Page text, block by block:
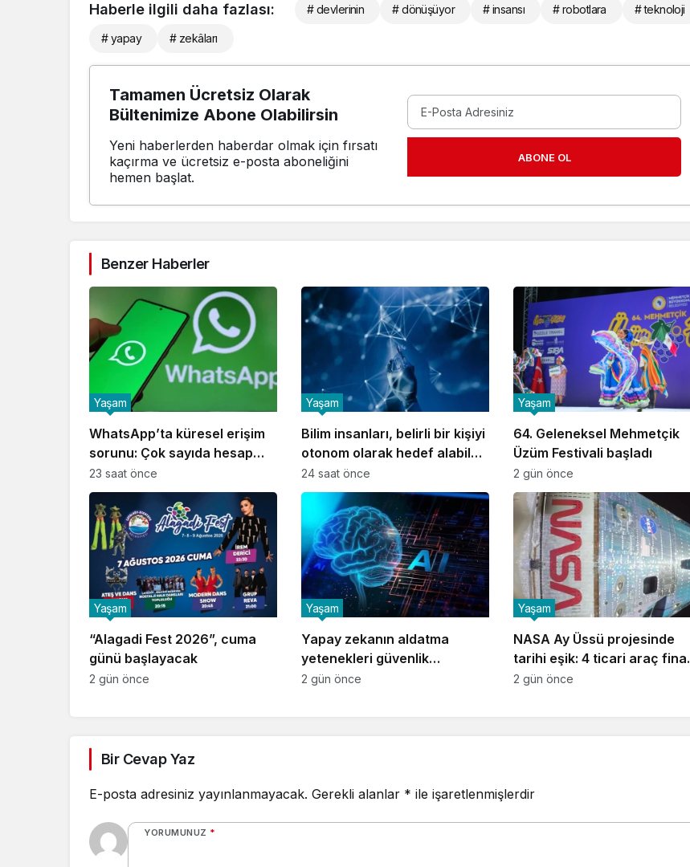
Haberle ilgili daha fazlası: # devlerinin # dönüşüyor # insansı # robotlara # teknoloji
# yapay # zekâları
Tamamen Ücretsiz Olarak
Bültenimize Abone Olabilirsin
Yeni haberlerden haberdar olmak için fırsatı
kaçırma ve ücretsiz e-posta aboneliğini
hemen başlat.
ABONE OL
Benzer Haberler
WhatsApp’ta küresel erişim
sorunu: Çok sayıda hesap
inceleme gerekçesiyle askıya
alındı
Yaşam
23 saat önce
Bilim insanları, belirli bir kişiyi
otonom olarak hedef alabilen
yapay zeka destekli İHA
üretti
Yaşam
24 saat önce
64. Geleneksel Mehmetçik
Üzüm Festivali başladı
Yaşam
2 gün önce
“Alagadi Fest 2026”, cuma
günü başlayacak
Yaşam
2 gün önce
Yapay zekanın aldatma
yetenekleri güvenlik
testlerinde yeni bir seviyeye
Yaşam
2 gün önce
NASA Ay Üssü projesinde
tarihi eşik: 4 ticari araç final
testlerinde
Yaşam
2 gün önce
Bir Cevap Yaz
E-posta adresiniz yayınlanmayacak. Gerekli alanlar * ile işaretlenmişlerdir
YORUMUNUZ *